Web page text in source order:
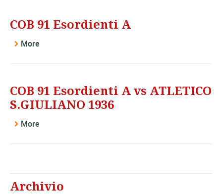
COB 91 Esordienti A
More
COB 91 Esordienti A vs ATLETICO
S.GIULIANO 1936
More
Archivio